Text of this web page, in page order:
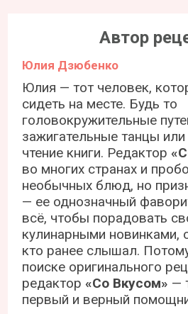
Автор
Юлия Дзюбенко
Юлия — тот человек,
сидеть на месте. Будь то
головокружительные
зажигательные танцы
чтение книги. Редактор
во многих странах и
необычных блюд, но
— ее однозначный
всё, чтобы порадовать
кулинарными новинками,
кто ранее слышал.
поиске оригинального
редактор«Со Вкусом» —
первый и верный